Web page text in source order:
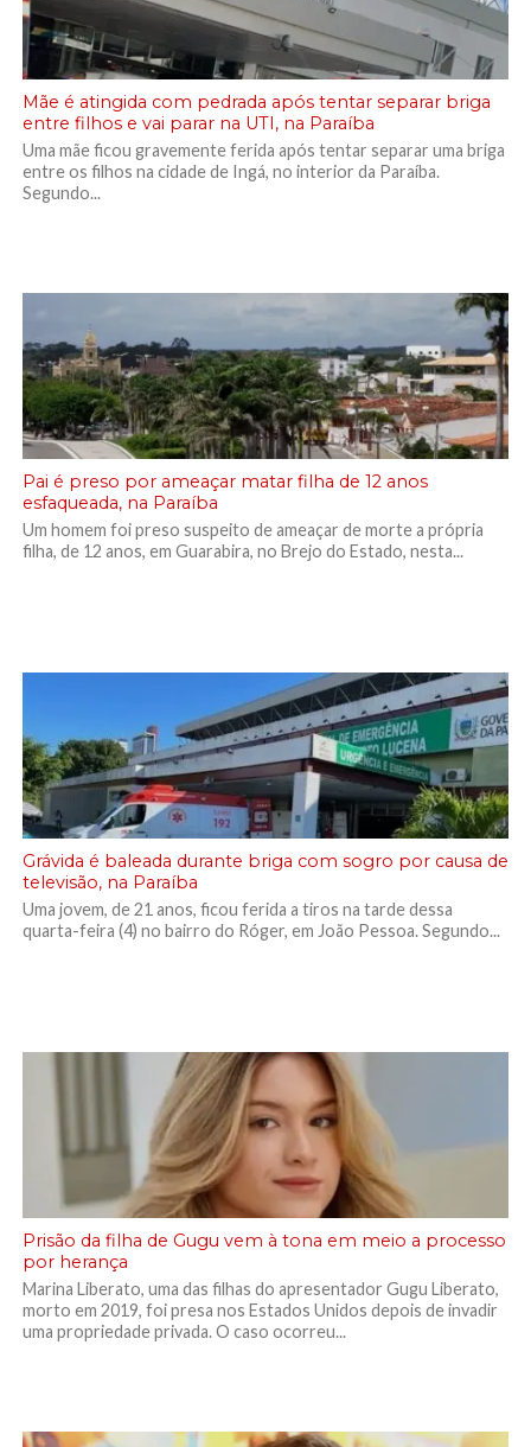
Mãe é atingida com pedrada após tentar separar briga
entre filhos e vai parar na UTI, na Paraíba
Uma mãe ficou gravemente ferida após tentar separar uma briga
entre os filhos na cidade de Ingá, no interior da Paraíba.
Segundo...
Pai é preso por ameaçar matar filha de 12 anos
esfaqueada, na Paraíba
Um homem foi preso suspeito de ameaçar de morte a própria
filha, de 12 anos, em Guarabira, no Brejo do Estado, nesta...
Grávida é baleada durante briga com sogro por causa de
televisão, na Paraíba
Uma jovem, de 21 anos, ficou ferida a tiros na tarde dessa
quarta-feira (4) no bairro do Róger, em João Pessoa. Segundo...
Prisão da filha de Gugu vem à tona em meio a processo
por herança
Marina Liberato, uma das filhas do apresentador Gugu Liberato,
morto em 2019, foi presa nos Estados Unidos depois de invadir
uma propriedade privada. O caso ocorreu...